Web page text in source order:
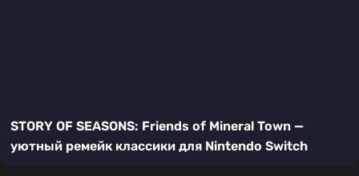
STORY OF SEASONS: Friends of Mineral Town —
уютный ремейк классики для Nintendo Switch